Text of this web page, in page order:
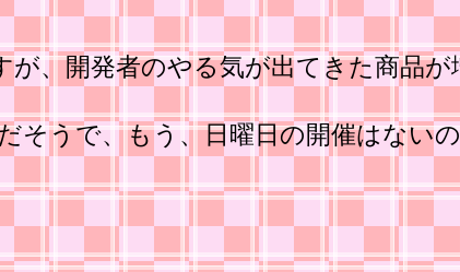
、開発者のやる気が出てきた商品
そうで、もう、日曜日の開催はない